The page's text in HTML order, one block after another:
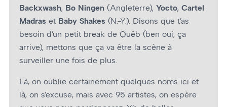
Backxwash, Bo Ningen (Angleterre), Yocto, Cartel
Madras et Baby Shakes (N.-Y.). Disons que t’as
besoin d’un petit break de Québ (ben oui, ça
arrive), mettons que ça va être la scène à
surveiller une fois de plus.
Là, on oublie certainement quelques noms ici et
là, on s’excuse, mais avec 95 artistes, on espère